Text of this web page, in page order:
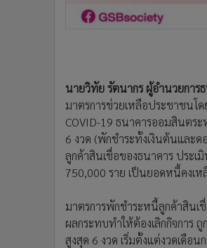
นายวิทัย รัตนากร ผู้อำนวยการ
มาตรการช่วยเหลือประชาชนโ
COVID-19 ธนาคารออมสินตร
6 งวด (พักชำระทั้งเงินต้นและด
ลูกค้าสินเชื่อของธนาคาร ประ
750,000 ราย เป็นยอดหนี้คงเ
มาตรการพักชำระหนี้ลูกค้าสินเ
ผลกระทบทำให้ต้องเลิกกิจการ
สูงสุด 6 งวด เริ่มตั้งแต่งวดเดือ